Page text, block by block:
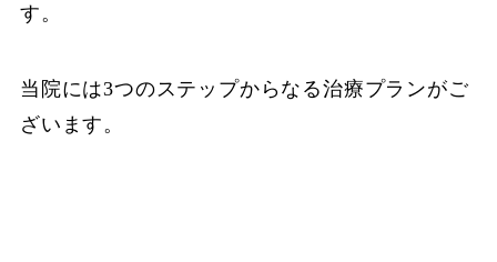
す。
当院には3つのステップからなる治療プランがご
ざいます。